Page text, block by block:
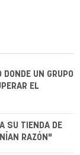
DONDE UN GRUPO
EL
SU TIENDA DE
RAZÓN"